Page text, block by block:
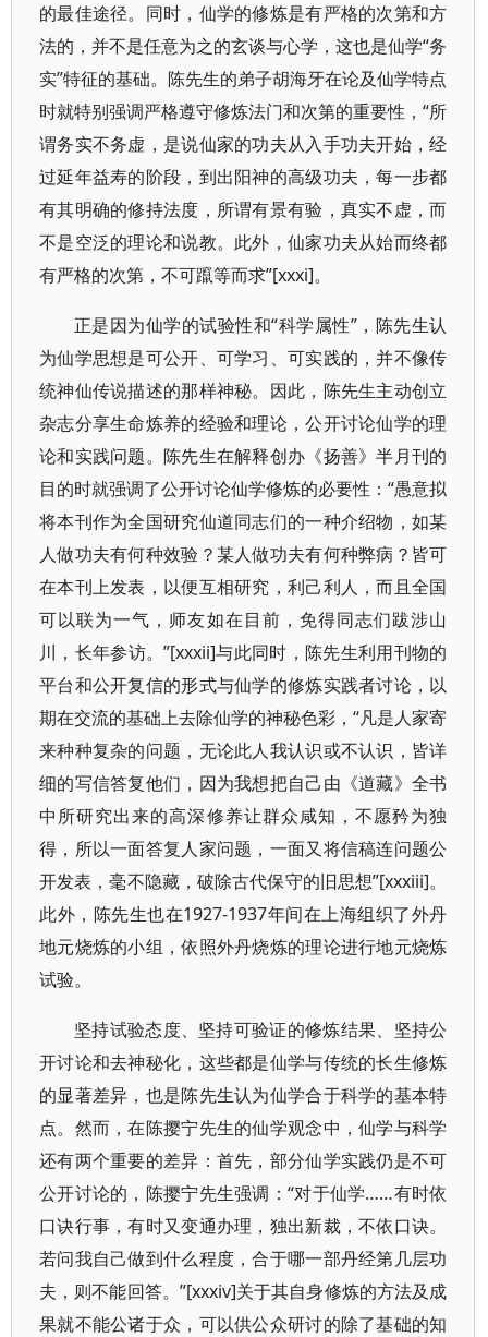
的最佳途径。同时，仙学的修炼是有严格的次第和方
法的，并不是任意为之的玄谈与心学，这也是仙学“务
实”特征的基础。陈先生的弟子胡海牙在论及仙学特点
时就特别强调严格遵守修炼法门和次第的重要性，“所
谓务实不务虚，是说仙家的功夫从入手功夫开始，经
过延年益寿的阶段，到出阳神的高级功夫，每一步都
有其明确的修持法度，所谓有景有验，真实不虚，而
不是空泛的理论和说教。此外，仙家功夫从始而终都
有严格的次第，不可躥等而求”[xxxi]。
正是因为仙学的试验性和“科学属性”，陈先生认
为仙学思想是可公开、可学习、可实践的，并不像传
统神仙传说描述的那样神秘。因此，陈先生主动创立
杂志分享生命炼养的经验和理论，公开讨论仙学的理
论和实践问题。陈先生在解释创办《扬善》半月刊的
目的时就强调了公开讨论仙学修炼的必要性：“愚意拟
将本刊作为全国研究仙道同志们的一种介绍物，如某
人做功夫有何种效验？某人做功夫有何种弊病？皆可
在本刊上发表，以便互相研究，利己利人，而且全国
可以联为一气，师友如在目前，免得同志们跋涉山
川，长年参访。”[xxxii]与此同时，陈先生利用刊物的
平台和公开复信的形式与仙学的修炼实践者讨论，以
期在交流的基础上去除仙学的神秘色彩，“凡是人家寄
来种种复杂的问题，无论此人我认识或不认识，皆详
细的写信答复他们，因为我想把自己由《道藏》全书
中所研究出来的高深修养让群众咸知，不愿矜为独
得，所以一面答复人家问题，一面又将信稿连问题公
开发表，毫不隐藏，破除古代保守的旧思想”[xxxiii]。
此外，陈先生也在1927-1937年间在上海组织了外丹
地元烧炼的小组，依照外丹烧炼的理论进行地元烧炼
试验。
坚持试验态度、坚持可验证的修炼结果、坚持公
开讨论和去神秘化，这些都是仙学与传统的长生修炼
的显著差异，也是陈先生认为仙学合于科学的基本特
点。然而，在陈撄宁先生的仙学观念中，仙学与科学
还有两个重要的差异：首先，部分仙学实践仍是不可
公开讨论的，陈撄宁先生强调：“对于仙学……有时依
口诀行事，有时又变通办理，独出新裁，不依口诀。
若问我自己做到什么程度，合于哪一部丹经第几层功
夫，则不能回答。”[xxxiv]关于其自身修炼的方法及成
果就不能公诸于众，可以供公众研讨的除了基础的知